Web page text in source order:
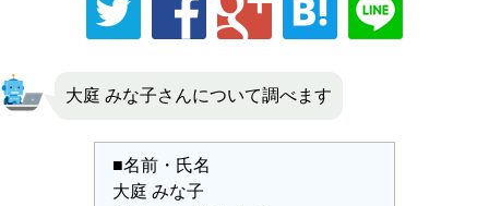
大庭 みな子さんについて調べます
■名前・氏名
大庭 みな子